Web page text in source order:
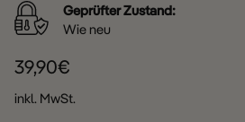
Geprüfter Zustand:
Wie neu
39,90€
inkl. MwSt.